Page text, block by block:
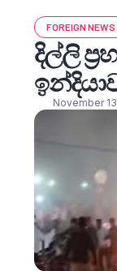
FOREIGN NEWS
දිල්ලි
November